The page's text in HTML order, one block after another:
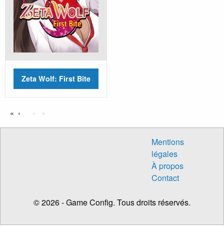
Zeta Wolf: First Bite
‹ ›
Mentions
légales
À propos
Contact
© 2026 - Game Config. Tous droits réservés.